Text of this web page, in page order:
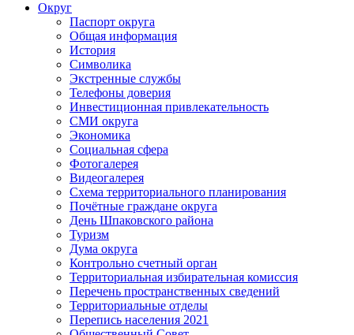
Округ
Паспорт округа
Общая информация
История
Символика
Экстренные службы
Телефоны доверия
Инвестиционная привлекательность
СМИ округа
Экономика
Социальная сфера
Фотогалерея
Видеогалерея
Схема территориального планирования
Почётные граждане округа
День Шпаковского района
Туризм
Дума округа
Контрольно счетный орган
Территориальная избирательная комиссия
Перечень пространственных сведений
Территориальные отделы
Перепись населения 2021